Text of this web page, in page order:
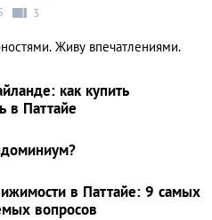
3
Живу впечатлениями.
как купить
в Паттайе
в Паттайе: 9 самых
вопросов